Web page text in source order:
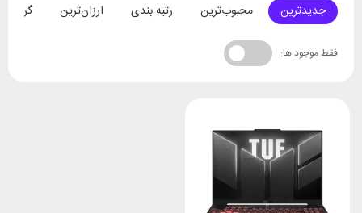
جدیدترین محبوب‌ترین رتبه بندی ارزان‌ترین
فقط موجود ها: